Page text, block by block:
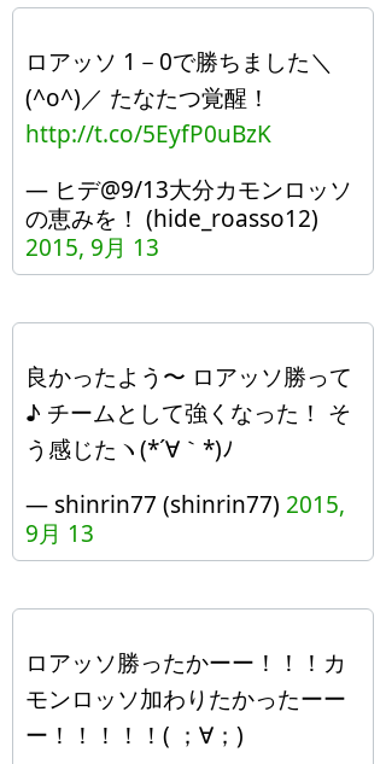
ロアッソ 1－0で勝ちました＼
(^o^)／ たなたつ覚醒！
http://t.co/5EyfP0uBzK
— ヒデ@9/13大分カモンロッソ
の恵みを！ (hide_roasso12)
2015, 9月 13
良かったよう〜 ロアッソ勝って
♪ チームとして強くなった！ そ
う感じたヽ(*´∀｀*)ﾉ
— shinrin77 (shinrin77) 2015,
9月 13
ロアッソ勝ったかーー！！！カ
モンロッソ加わりたかったーー
ー！！！！！( ；∀；)